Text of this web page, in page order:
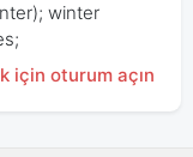
winter
için oturum açın